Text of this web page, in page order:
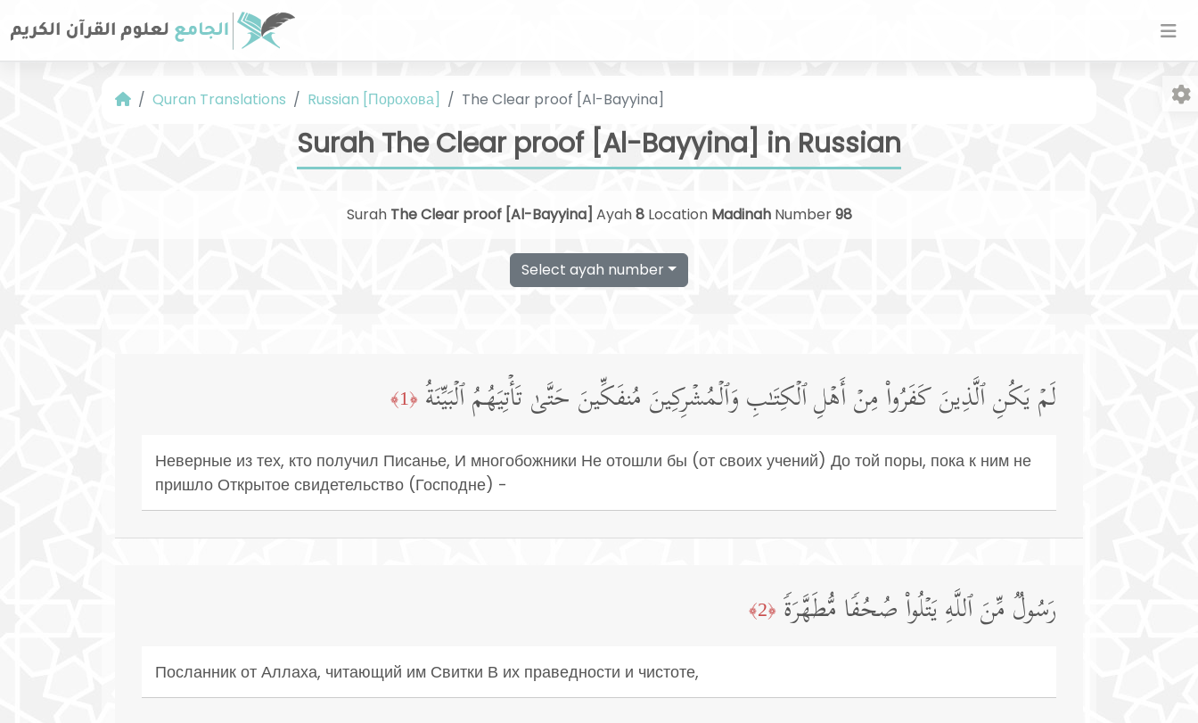
Quran Translations Russian [Порохова] The Clear proof [Al-Bayyina]
Surah The Clear proof [Al-Bayyina] in Russian
Surah The Clear proof [Al-Bayyina] Ayah8Location MadinahNumber98
Select ayah number
لَمۡ یَكُنِ ٱلَّذِینَ كَفَرُوا۟ مِنۡ أَهۡلِ ٱلۡكِتَـٰبِ وَٱلۡمُشۡرِكِینَ مُنفَكِّینَ حَتَّىٰ تَأۡتِیَهُمُ ٱلۡبَیِّنَةُ ﴿1﴾
Неверные из тех, кто получил Писанье, И многобожники Не отошли бы (от своих учений) До той поры, пока к ним не
пришло Открытое свидетельство (Господне) -
رَسُولࣱ مِّنَ ٱللَّهِ یَتۡلُوا۟ صُحُفࣰا مُّطَهَّرَةࣰ ﴿2﴾
Посланник от Аллаха, читающий им Свитки В их праведности и чистоте,